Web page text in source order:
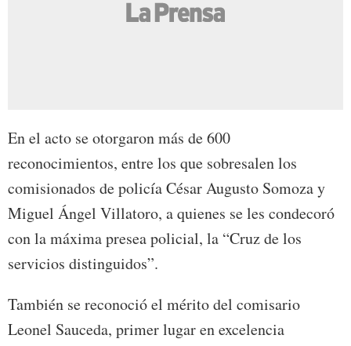
En el acto se otorgaron más de 600
reconocimientos, entre los que sobresalen los
comisionados de policía César Augusto Somoza y
Miguel Ángel Villatoro, a quienes se les condecoró
con la máxima presea policial, la “Cruz de los
servicios distinguidos”.
También se reconoció el mérito del comisario
Leonel Sauceda, primer lugar en excelencia